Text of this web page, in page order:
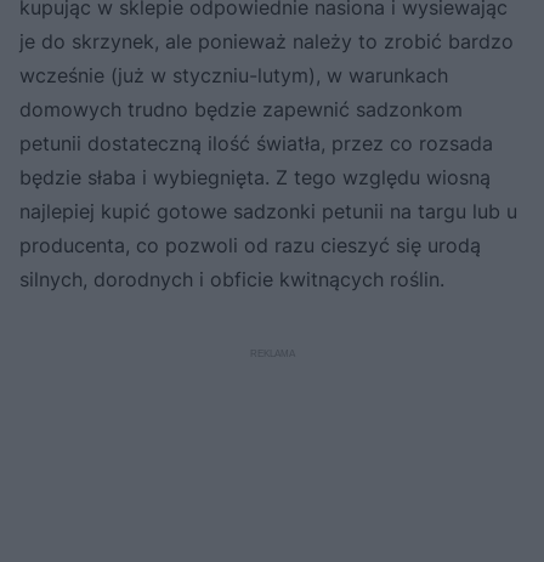
kupując w sklepie odpowiednie nasiona i wysiewając
je do skrzynek, ale ponieważ należy to zrobić bardzo
wcześnie (już w styczniu-lutym), w warunkach
domowych trudno będzie zapewnić sadzonkom
petunii dostateczną ilość światła, przez co rozsada
będzie słaba i wybiegnięta. Z tego względu wiosną
najlepiej kupić gotowe sadzonki petunii na targu lub u
producenta, co pozwoli od razu cieszyć się urodą
silnych, dorodnych i obficie kwitnących roślin.